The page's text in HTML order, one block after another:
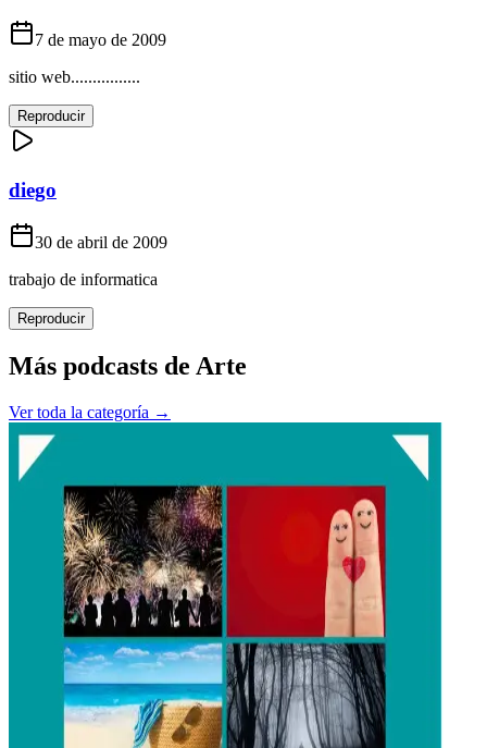
7 de mayo de 2009
sitio web................
Reproducir
diego
30 de abril de 2009
trabajo de informatica
Reproducir
Más podcasts de Arte
Ver toda la categoría →